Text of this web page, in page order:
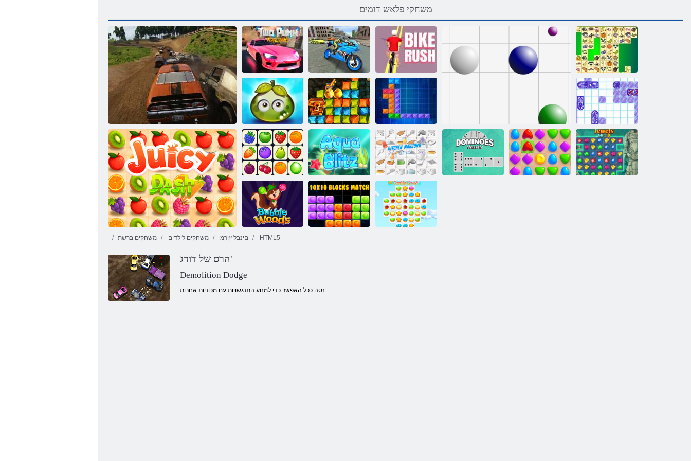
משחקי פלאש דומים
יברד סרה רוטלומיס
גניסייר קנאפ ינש
3d ףחסיהל
טרופס ינפוא
רוטלומיס
Rush Bike קריס ונג
פירות יער
עסיסיים
הרפתקאות
בהזל הלהבה
תורצוא דיצ
סקירטנט ללוצ םי
Onet יסאלק
רוביח
ץילב הווקא גנו'חמ חבטמ
משחקים ברשת משחקים לילדים םינבל ץורמ HTML5
הרס של דודג'
Demolition Dodge
נסה ככל האפשר כדי למנוע התנגשויות עם מכוניות אחרות.